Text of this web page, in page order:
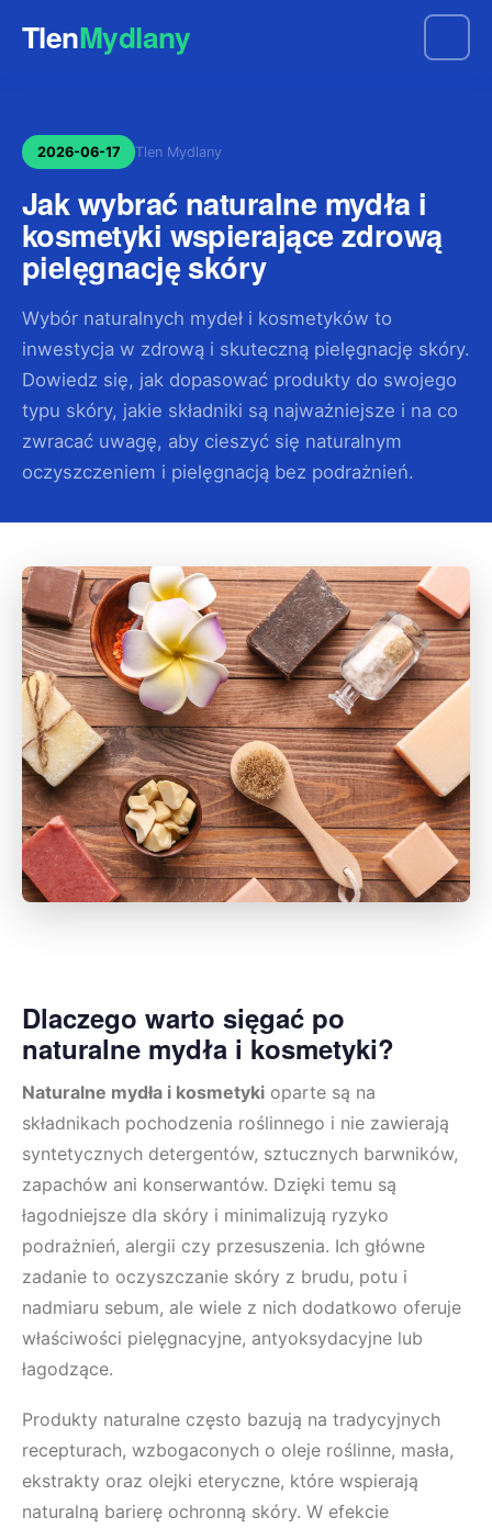
TlenMydlany
2026-06-17 Tlen Mydlany
Jak wybrać naturalne mydła i
kosmetyki wspierające zdrową
pielęgnację skóry
Wybór naturalnych mydeł i kosmetyków to
inwestycja w zdrową i skuteczną pielęgnację skóry.
Dowiedz się, jak dopasować produkty do swojego
typu skóry, jakie składniki są najważniejsze i na co
zwracać uwagę, aby cieszyć się naturalnym
oczyszczeniem i pielęgnacją bez podrażnień.
Dlaczego warto sięgać po
naturalne mydła i kosmetyki?
Naturalne mydła i kosmetyki oparte są na
składnikach pochodzenia roślinnego i nie zawierają
syntetycznych detergentów, sztucznych barwników,
zapachów ani konserwantów. Dzięki temu są
łagodniejsze dla skóry i minimalizują ryzyko
podrażnień, alergii czy przesuszenia. Ich główne
zadanie to oczyszczanie skóry z brudu, potu i
nadmiaru sebum, ale wiele z nich dodatkowo oferuje
właściwości pielęgnacyjne, antyoksydacyjne lub
łagodzące.
Produkty naturalne często bazują na tradycyjnych
recepturach, wzbogaconych o oleje roślinne, masła,
ekstrakty oraz olejki eteryczne, które wspierają
naturalną barierę ochronną skóry. W efekcie